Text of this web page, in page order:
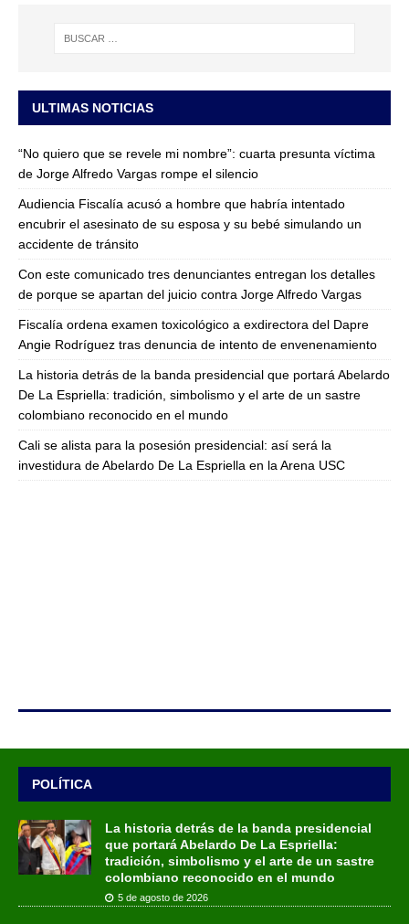
ULTIMAS NOTICIAS
“No quiero que se revele mi nombre”: cuarta presunta víctima
de Jorge Alfredo Vargas rompe el silencio
Audiencia Fiscalía acusó a hombre que habría intentado
encubrir el asesinato de su esposa y su bebé simulando un
accidente de tránsito
Con este comunicado tres denunciantes entregan los detalles
de porque se apartan del juicio contra Jorge Alfredo Vargas
Fiscalía ordena examen toxicológico a exdirectora del Dapre
Angie Rodríguez tras denuncia de intento de envenenamiento
La historia detrás de la banda presidencial que portará Abelardo
De La Espriella: tradición, simbolismo y el arte de un sastre
colombiano reconocido en el mundo
Cali se alista para la posesión presidencial: así será la
investidura de Abelardo De La Espriella en la Arena USC
POLÍTICA
La historia detrás de la banda presidencial
que portará Abelardo De La Espriella:
tradición, simbolismo y el arte de un sastre
colombiano reconocido en el mundo
5 de agosto de 2026